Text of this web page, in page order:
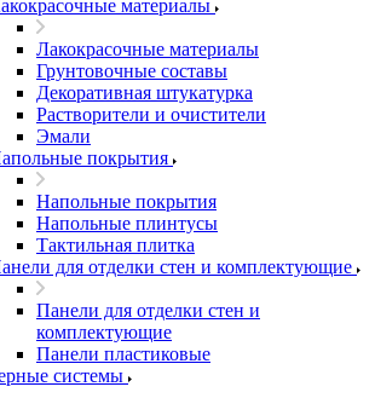
материалы
Лакокрасочные материалы
Грунтовочные составы
Декоративная штукатурка
Растворители и очистители
Эмали
покрытия
Напольные покрытия
Напольные плинтусы
Тактильная плитка
для отделки стен и комплектующие
Панели для отделки стен и
комплектующие
Панели пластиковые
системы